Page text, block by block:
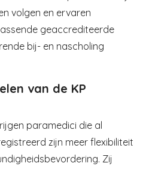
volgen en ervaren
geaccrediteerde
bij- en nascholing
van de KP
paramedici die al
zijn meer flexibiliteit
Zij